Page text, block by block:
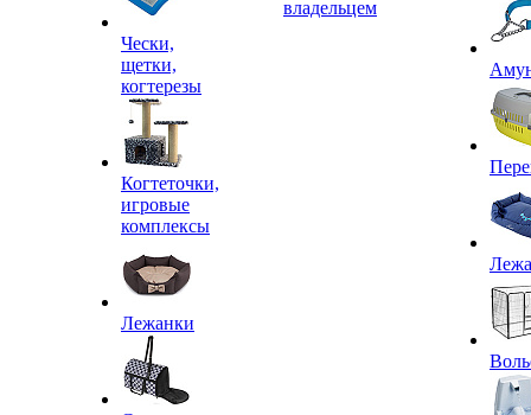
Чески,
щетки,
когтерезы
Когтеточки,
игровые
комплексы
Лежанки
владельцем